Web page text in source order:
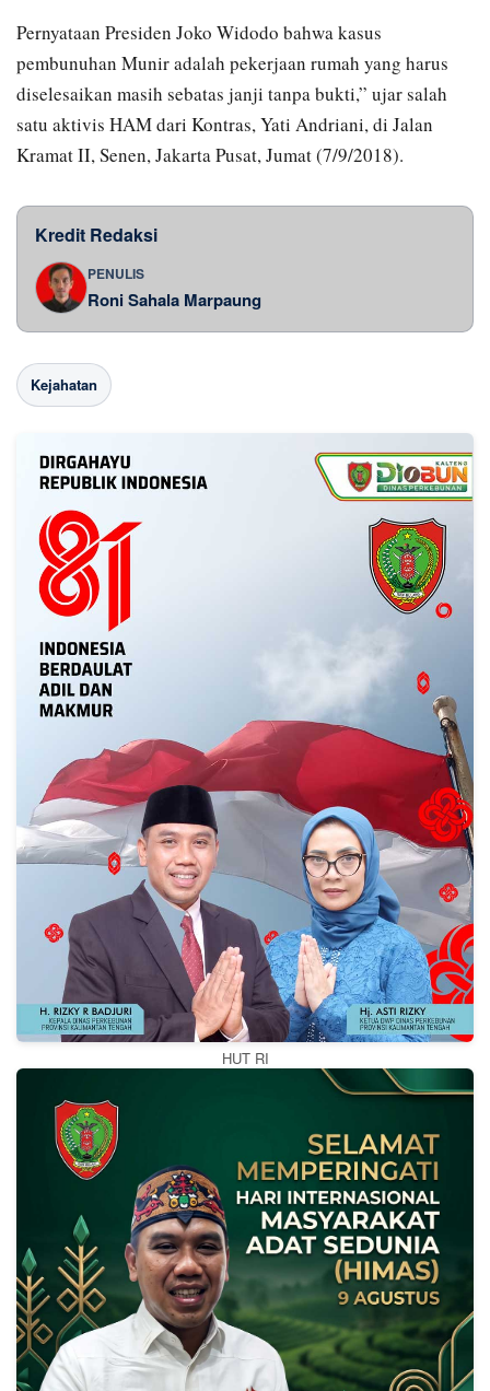
Pernyataan Presiden Joko Widodo bahwa kasus
pembunuhan Munir adalah pekerjaan rumah yang harus
diselesaikan masih sebatas janji tanpa bukti,” ujar salah
satu aktivis HAM dari Kontras, Yati Andriani, di Jalan
Kramat II, Senen, Jakarta Pusat, Jumat (7/9/2018).
Kredit Redaksi
PENULIS
Roni Sahala Marpaung
Kejahatan
HUT RI